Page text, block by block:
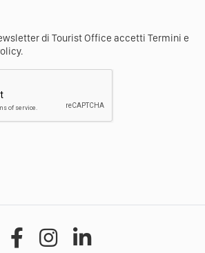
di Tourist Office accetti Termini e